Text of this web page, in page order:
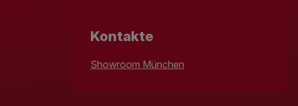
Kontakte
Showroom München